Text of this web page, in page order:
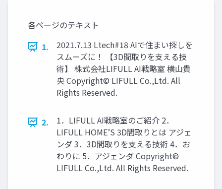
各ページのテキスト
1.
2021.7.13 Ltech#18 AIで住まい探しを
スムーズに！ 【3D間取りを支える技
術】 株式会社LIFULL AI戦略室 横山貴
央 Copyright© LIFULL Co.,Ltd. All
Rights Reserved.
2.
1．LIFULL AI戦略室のご紹介 2．
LIFULL HOME’S 3D間取りとは アジェ
ンダ 3．3D間取りを支える技術 4．お
わりに 5．アジェンダ Copyright©
LIFULL Co.,Ltd. All Rights Reserved.